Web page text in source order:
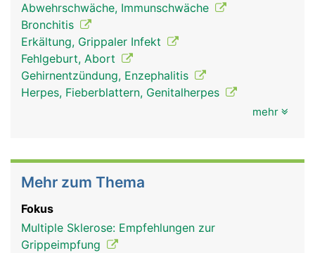
Abwehrschwäche, Immunschwäche
Bronchitis
Erkältung, Grippaler Infekt
Fehlgeburt, Abort
Gehirnentzündung, Enzephalitis
Herpes, Fieberblattern, Genitalherpes
mehr
Mehr zum Thema
Fokus
Multiple Sklerose: Empfehlungen zur
Grippeimpfung